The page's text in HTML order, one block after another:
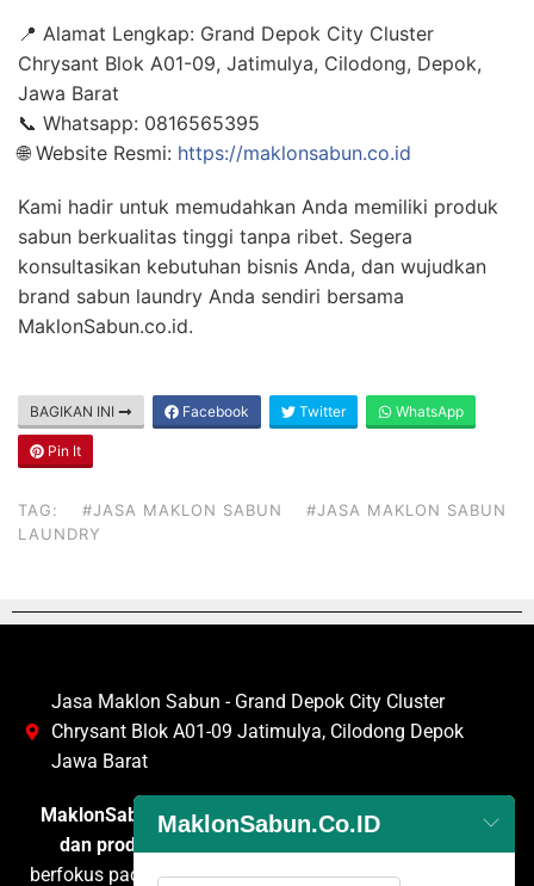
📍 Alamat Lengkap: Grand Depok City Cluster
Chrysant Blok A01-09, Jatimulya, Cilodong, Depok,
Jawa Barat
📞 Whatsapp: 0816565395
🌐 Website Resmi: https://maklonsabun.co.id
Kami hadir untuk memudahkan Anda memiliki produk
sabun berkualitas tinggi tanpa ribet. Segera
konsultasikan kebutuhan bisnis Anda, dan wujudkan
brand sabun laundry Anda sendiri bersama
MaklonSabun.co.id.
BAGIKAN INI Facebook Twitter WhatsApp
Pin It
TAG: #JASA MAKLON SABUN
#JASA MAKLON SABUN
LAUNDRY
Jasa Maklon Sabun - Grand Depok City Cluster
Chrysant Blok A01-09 Jatimulya, Cilodong Depok
Jawa Barat
MaklonSabun.co.idadalah penyedia layanan
maklon
dan produksi sabun
berfokus pada pengembangan dan pembuatan berbagai
MaklonSabun.Co.ID